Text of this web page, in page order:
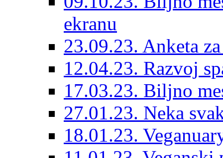
ekranu
23.09.23. Anketa
12.04.23. Razvoj
17.03.23. Biljno
27.01.23. Neka
18.01.23.